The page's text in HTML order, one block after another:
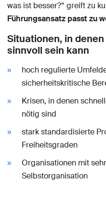
was ist besser?“ greift zu
Führungsansatz passt zu
Situationen, in
sinnvoll sein kann
hoch regulierte
sicherheitskritische
Krisen, in denen
nötig sind
stark standardisierte
Freiheitsgraden
Organisationen mit
Selbstorganisation